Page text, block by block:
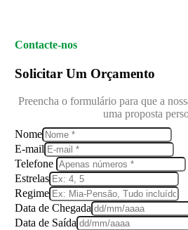
Contacte-nos
Solicitar Um Orçamento
Preencha o formulário para que a
uma proposta
Nome
E-mail
Telefone
Estrelas
Regime
Data de Chegada
Data de Saída